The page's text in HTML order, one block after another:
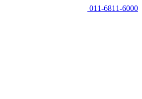
011-6811-6000